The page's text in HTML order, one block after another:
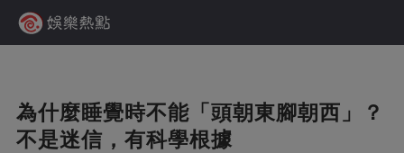
為什麼睡覺時不能「頭朝東腳朝西」？
不是迷信，有科學根據